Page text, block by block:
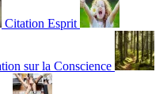
Citation Esprit
sur la Conscience